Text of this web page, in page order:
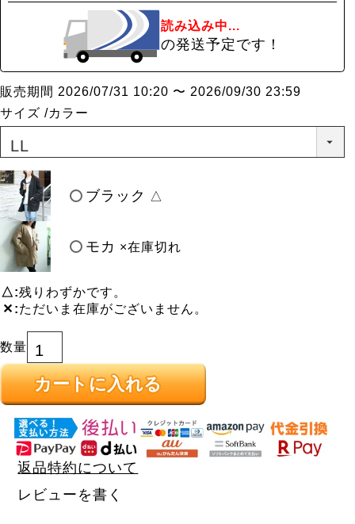
読み込み中...
の発送予定です！
販売期間 2026/07/31 10:20 〜 2026/09/30 23:59
サイズ
カラー
ブラック △
モカ ×在庫切れ
△ 残りわずかです。
✕ ただいま在庫がございません。
カートに入れる
返品特約について
レビューを書く